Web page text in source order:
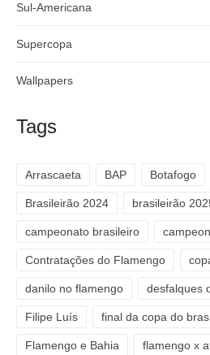
Sul-Americana
Supercopa
Wallpapers
Tags
Arrascaeta BAP Botafogo
Brasileirão 2024 brasileirão
campeonato brasileiro
Contratações do Flamengo
danilo no flamengo desfalques
Filipe Luís final da copa do
Flamengo e Bahia flamengo x